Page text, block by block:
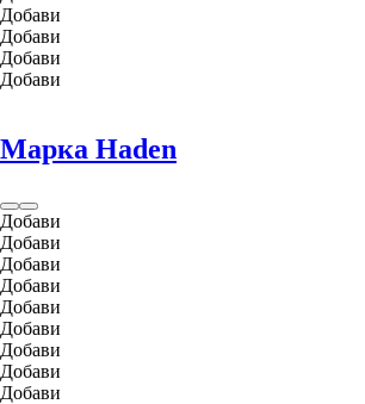
Добави
Добави
Добави
Добави
Марка Haden
Добави
Добави
Добави
Добави
Добави
Добави
Добави
Добави
Добави